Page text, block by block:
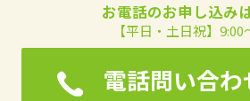
お電話のお申し込み
【平日・土日祝】9:00
電話問い合わ